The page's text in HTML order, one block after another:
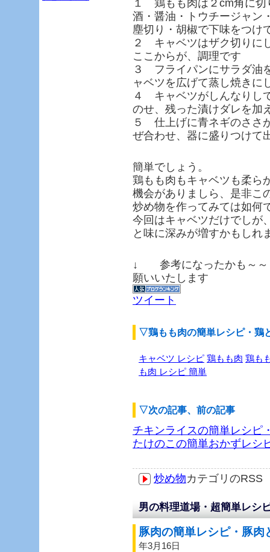
１ 鶏もも肉は２cm角に切
酒・醤油・トウチージャン
塵切り・胡椒で下味をつけ
２ キャベツはザク切りに
ここからが、調理です
３ フライパンにサラダ油
ャベツを広げて蒸し焼きに
４ キャベツがしんなりし
のせ、残った漬けダレを加
５ 仕上げに青ネギのささ
ぜ合わせ、器に盛りつけて
簡単でしょう。
鶏もも肉もキャベツも柔ら
機会がありましら、是非こ
炒め物を作ってみては如何
今回はキャベツだけでしが
と味に深みが増すかもしれ
↓ 参考になったかも～～
願いいたします
ツイート
▽鶏もも肉の簡単レシピ・鶏
キャベツ レシピ 鶏もも肉 鶏も
も肉 レシピ 簡単
▽次の記事、前の記事
チキンライスの簡単レシピ
たけのこの簡単おかずレシ
炒め物カテゴリの
男の料理道場・超簡単レシ
豚肉の簡単レシピ・豚
年3月16日